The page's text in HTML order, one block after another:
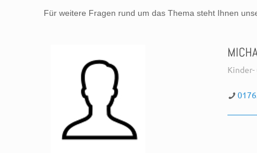
Für weitere Fragen rund um das Thema steht Ihnen